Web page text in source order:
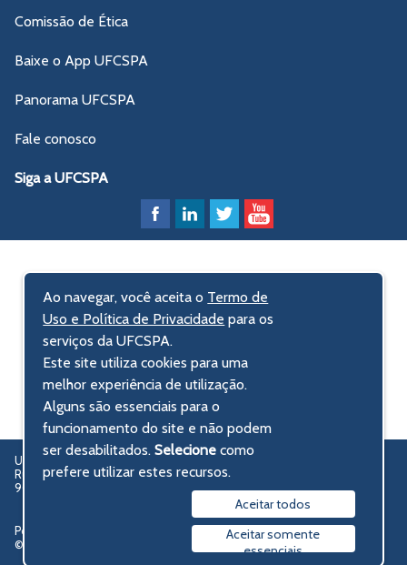
Comissão de Ética
Baixe o App UFCSPA
Panorama UFCSPA
Fale conosco
Siga a UFCSPA
UFCSPA – Universidade Federal de Ciências da Saúde de Porto Alegre
Rua Sarmento Leite, 245 - Centro Histórico
90050-170 Porto Alegre, RS, Brasil
Política de privacidade
© 2009-2026 UFCSPA
Ao navegar, você aceita o Termo de
Uso e Política de Privacidade para os
serviços da UFCSPA.
Este site utiliza cookies para uma
melhor experiência de utilização.
Alguns são essenciais para o
funcionamento do site e não podem
ser desabilitados.Selecionecomo
prefere utilizar estes recursos.
Aceitar todos
Aceitar somente
essenciais